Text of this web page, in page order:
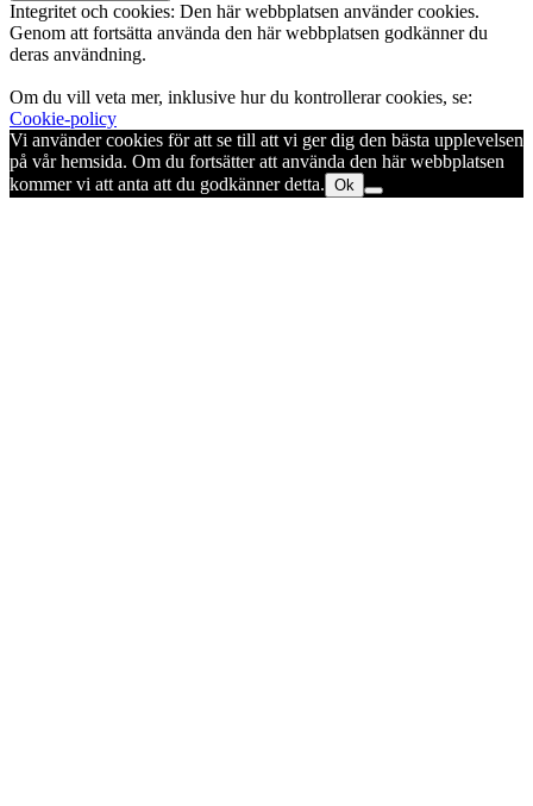
Integritet och cookies: Den här webbplatsen använder cookies.
Genom att fortsätta använda den här webbplatsen godkänner du
deras användning.
Om du vill veta mer, inklusive hur du kontrollerar cookies, se:
Cookie-policy
Vi använder cookies för att se till att vi ger dig den bästa upplevelsen
på vår hemsida. Om du fortsätter att använda den här webbplatsen
kommer vi att anta att du godkänner detta. Ok